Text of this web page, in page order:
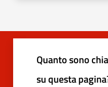
Quanto sono
su questa